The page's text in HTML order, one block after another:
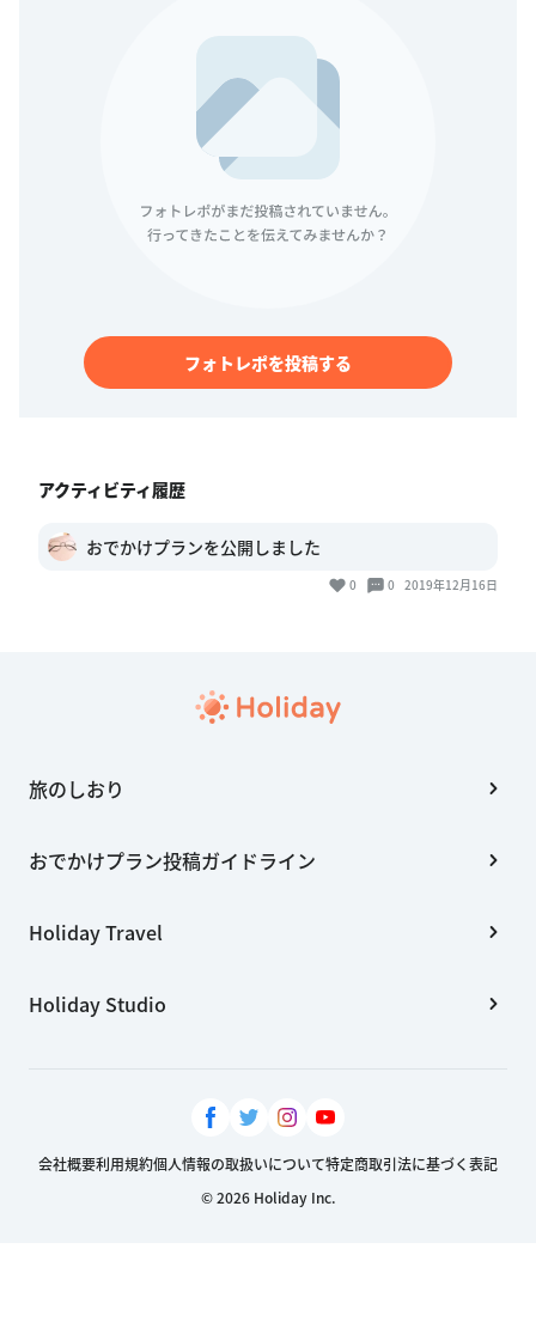
フォトレポを投稿する
アクティビティ履歴
おでかけプランを公開しました
0 0 2019年12月16日
旅のしおり
おでかけプラン投稿ガイドライン
Holiday Travel
Holiday Studio
会社概要利用規約個人情報の取扱いについて特定商取引法に基づく表記
© 2026 Holiday Inc.